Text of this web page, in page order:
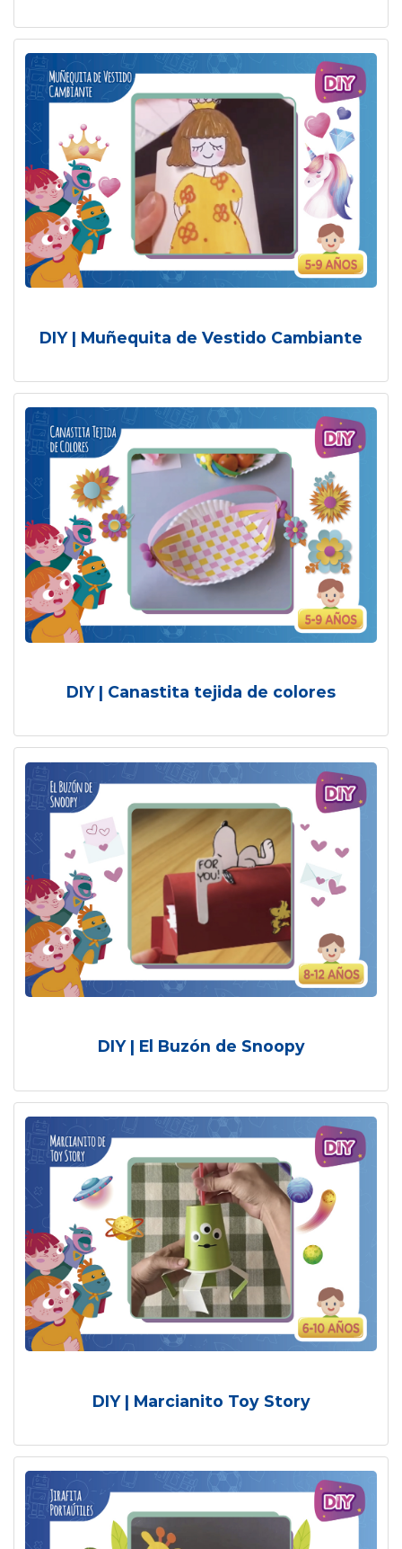
DIY | Muñequita de Vestido Cambiante
DIY | Canastita tejida de colores
DIY | El Buzón de Snoopy
DIY | Marcianito Toy Story